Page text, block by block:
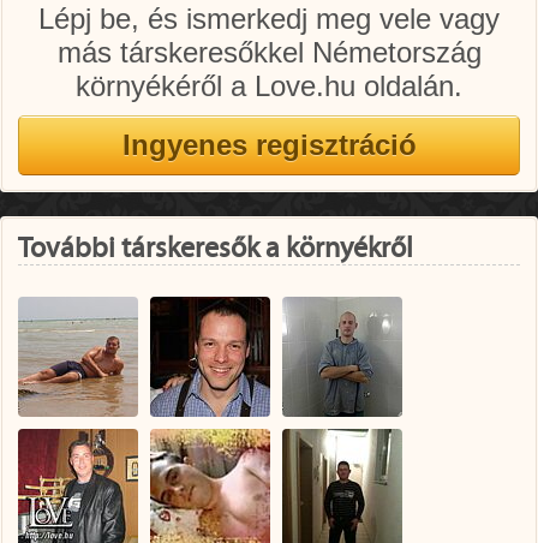
Lépj be, és ismerkedj meg vele vagy
más társkeresőkkel Németország
környékéről a Love.hu oldalán.
További társkeresők a környékről